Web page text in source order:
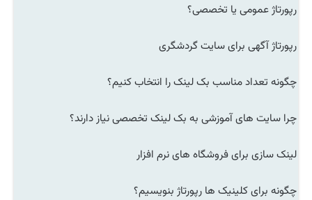
رپورتاژ عمومی یا تخصصی؟
رپورتاژ آگهی برای سایت گردشگری
چگونه تعداد مناسب بک لینک را انتخاب کنیم؟
چرا سایت های آموزشی به بک لینک تخصصی نیاز دارند؟
لینک سازی برای فروشگاه های نرم افزار
چگونه برای کلینیک ها رپورتاژ بنویسیم؟